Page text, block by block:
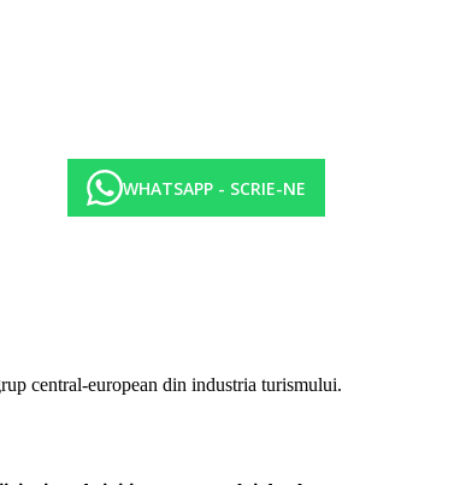
de categoria de hotel. Taxa nu este inclusa in tariful
noapte.
WHATSAPP - SCRIE-NE
central-european din industria turismului.